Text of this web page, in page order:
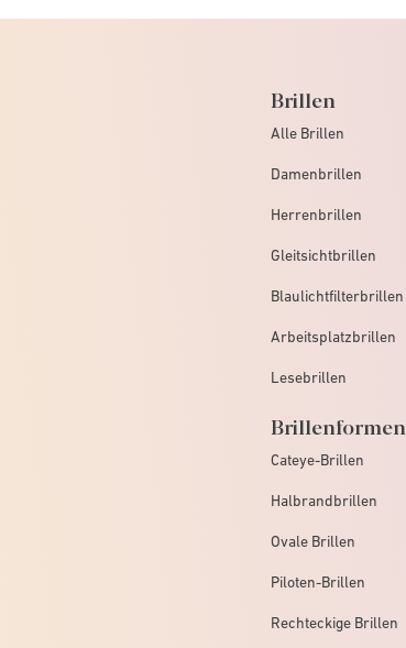
Brillen
Alle Brillen
Damenbrillen
Herrenbrillen
Gleitsichtbrillen
Blaulichtfilterbrillen
Arbeitsplatzbrillen
Lesebrillen
Brillenformen
Cateye-Brillen
Halbrandbrillen
Ovale Brillen
Piloten-Brillen
Rechteckige Brillen